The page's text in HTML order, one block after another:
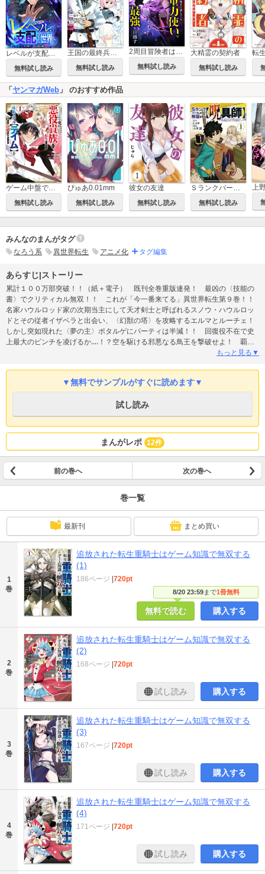
レベルが支配する世界で【単行本版】
無料試し読み
王国の最終兵器、劣等生として騎士学院へ（コミック）
無料試し読み
2周目冒険者は隠しクラス〈重力使い〉で最強を目指す 【コミック】
無料試し読み
大精霊の契約者
無料試し読み
「 ヤンマガWeb 」 のおすすめ作品
無料試し読み
ぴゅあ0.01mm
無料試し読み
彼女の友達
無料試し読み 無料試し読み
みんなのまんがタグ
なろう系 異世界転生 アニメ化 タグ編集
あらすじ|ストーリー
累計１００万部突破！！（紙＋電子） 既刊全巻重版連発！ 最凶の〈技能の
書〉でクリティカル無双！！ これが「今一番来てる」異世界転生第９巻！！
名家ハウルロッド家の次期当主にして天才剣士と呼ばれるスノウ・ハウルロッ
ドとその従者イザベラと出会い、〈幻獣の塔〉を攻略するエルマとルーチェ！
しかし突如現れた〈夢の主〉ポタルゲにパーティは半減！！ 回復役不在で史
上最大のピンチを凌げるか‥‥！？空を駆ける邪悪なる鳥王を撃破せよ！ 覇権
もっと見る▼
▼無料でサンプルがすぐに読めます▼
試し読み
まんがレポ 12件
前の巻へ 次の巻へ
巻一覧
最新刊 まとめ買い
1
巻
追放された転生重騎士はゲーム知識で無双する
(1)
8/20 23:59まで1冊無料
186ページ |720pt
無料で読む 購入する
2
巻
追放された転生重騎士はゲーム知識で無双する
(2)
168ページ |720pt
試し読み 購入する
3
巻
追放された転生重騎士はゲーム知識で無双する
(3)
167ページ |720pt
試し読み 購入する
4
巻
追放された転生重騎士はゲーム知識で無双する
(4)
171ページ |720pt
試し読み 購入する